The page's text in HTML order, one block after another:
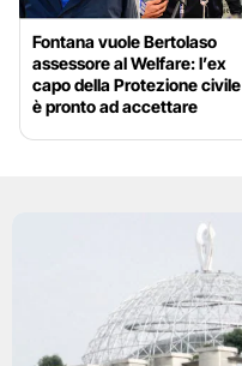
Fontana vuole Bertolaso
assessore al Welfare: l’ex
capo della Protezione civile
è pronto ad accettare